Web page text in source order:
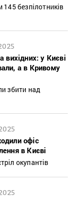
145 безпілотників
вихідних: у Києві
а в Кривому
збити над
офіс
в Києві
окупантів